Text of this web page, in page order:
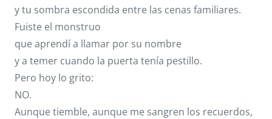
y tu sombra escondida entre las cenas familiares.
Fuiste el monstruo
que aprendí a llamar por su nombre
y a temer cuando la puerta tenía pestillo.
Pero hoy lo grito:
NO.
Aunque tiemble, aunque me sangren los recuerdos,